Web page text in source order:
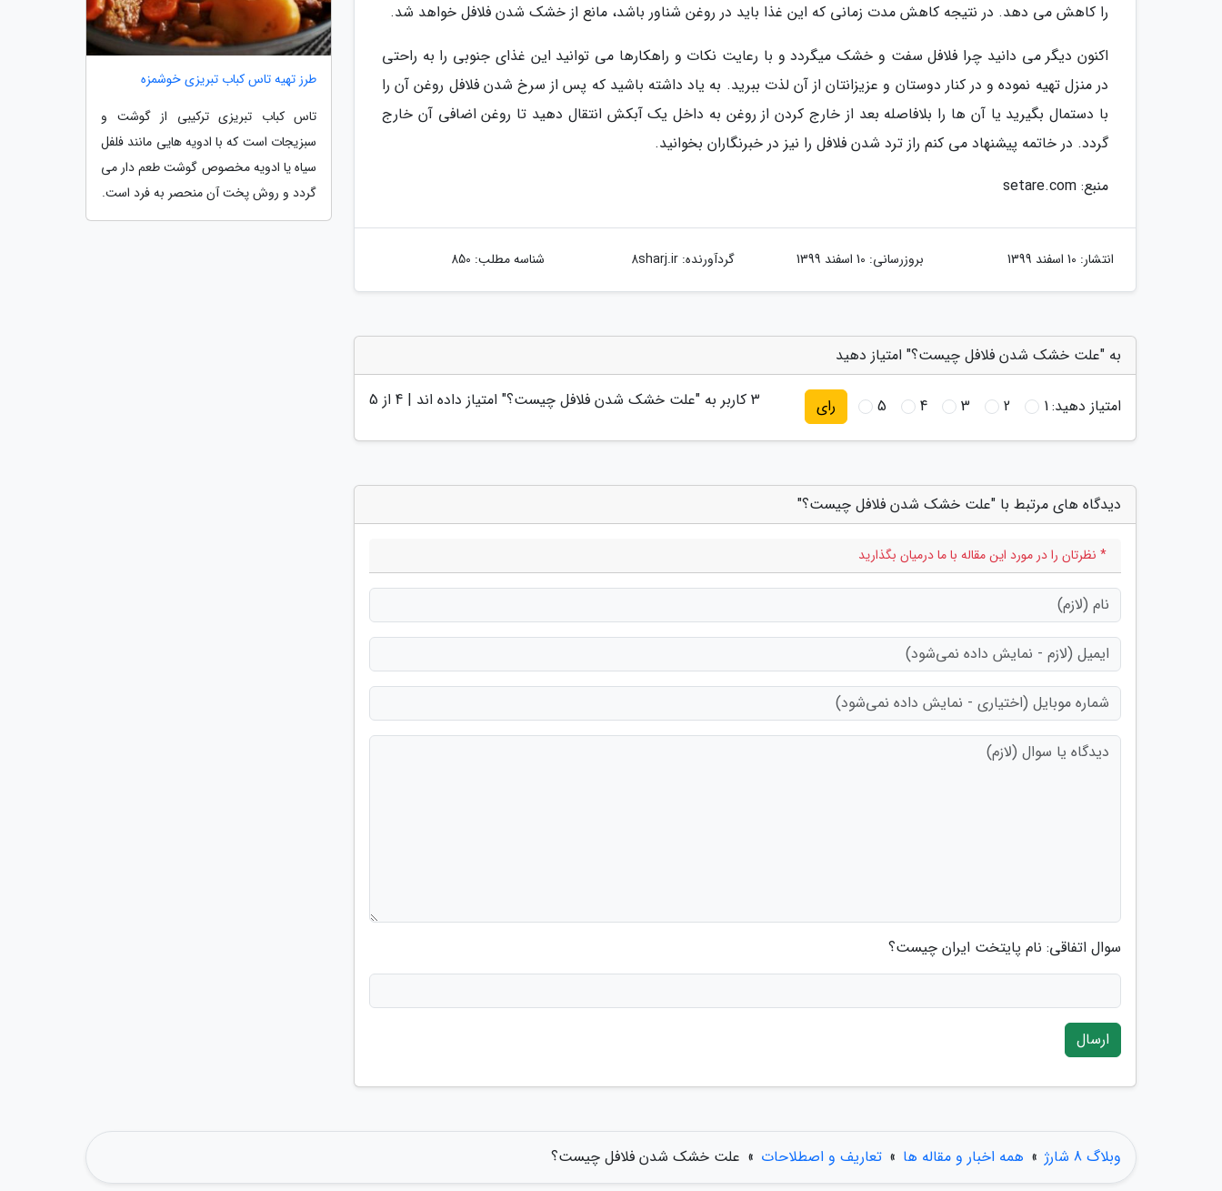
را کاهش می دهد. در نتیجه کاهش مدت زمانی که این غذا باید در روغن شناور باشد، مانع از خشک شدن فلافل خواهد شد.
اکنون دیگر می دانید چرا فلافل سفت و خشک میگردد و با رعایت نکات و راهکارها می توانید این غذای جنوبی را به راحتی
در منزل تهیه نموده و در کنار دوستان و عزیزانتان از آن لذت ببرید. به یاد داشته باشید که پس از سرخ شدن فلافل روغن آن را
با دستمال بگیرید یا آن ها را بلافاصله بعد از خارج کردن از روغن به داخل یک آبکش انتقال دهید تا روغن اضافی آن خارج
گردد. در خاتمه پیشنهاد می کنم راز ترد شدن فلافل را نیز در خبرنگاران بخوانید.
منبع: setare.com
انتشار: 10 اسفند 1399 بروزرسانی: 10 اسفند 1399 گردآورنده:8sharj.ir شناسه مطلب: 850
به "علت خشک شدن فلافل چیست؟" امتیاز دهید
3 کاربر به "علت خشک شدن فلافل چیست؟" امتیاز داده اند | 4 از 5 امتیاز دهید:1
2
3
4
5 رای
دیدگاه های مرتبط با "علت خشک شدن فلافل چیست؟"
* نظرتان را در مورد این مقاله با ما درمیان بگذارید
سوال اتفاقی: نام پایتخت ایران چیست؟
ارسال
طرز تهیه تاس کباب تبریزی خوشمزه
تاس کباب تبریزی ترکیبی از گوشت و
سبزیجات است که با ادویه هایی مانند فلفل
سیاه یا ادویه مخصوص گوشت طعم دار می
گردد و روش پخت آن منحصر به فرد است.
وبلاگ 8 شارژ » همه اخبار و مقاله ها » تعاریف و اصطلاحات » علت خشک شدن فلافل چیست؟